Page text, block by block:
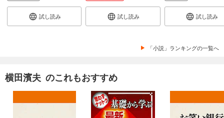
試し読み 試し読み 試し読み
「小説」ランキングの一覧へ
横田濱夫 のこれもおすすめ